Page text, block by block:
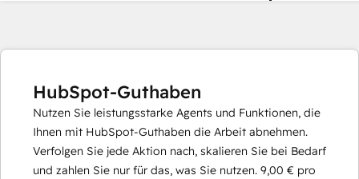
HubSpot-Guthaben
Nutzen Sie leistungsstarke Agents und Funktionen, die
Ihnen mit HubSpot-Guthaben die Arbeit abnehmen.
Verfolgen Sie jede Aktion nach, skalieren Sie bei Bedarf
und zahlen Sie nur für das, was Sie nutzen. 9,00 € pro